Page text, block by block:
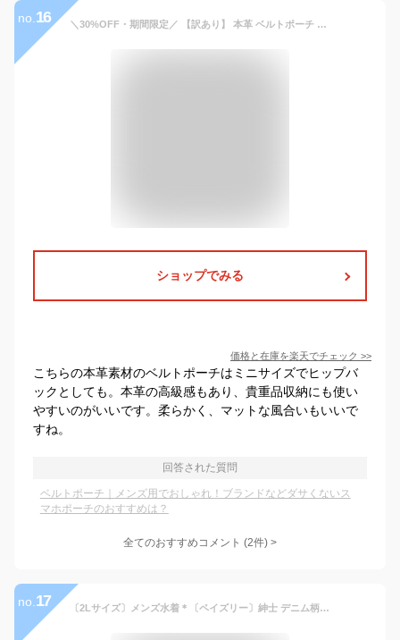
no. 16 ＼30%OFF・期間限定／ 【訳あり】 本革 ベルトポーチ 革 ミニ S 2 / アウトレット ベルトループ ヒップバッグ 小型 革 スマホポーチ 革 小さい ウエストポーチ 革 おしゃれ 本革 シンプル ウエストバッグ スマホポーチ 革 誕生日 プレゼント .s30
ショップでみる
価格と在庫を楽天でチェック >>
こちらの本革素材のベルトポーチはミニサイズでヒップバ
ックとしても。本革の高級感もあり、貴重品収納にも使い
やすいのがいいです。柔らかく、マットな風合いもいいで
すね。
回答された質問
ベルトポーチ｜メンズ用でおしゃれ！ブランドなどダサくないス
マホポーチのおすすめは？
全てのおすすめコメント (2件) >
no. 17 〔2Lサイズ〕メンズ水着＊〔ペイズリー〕紳士 デニム柄 ブルー お洒落なビキニ 三角 海 プール 映える ブリーフ型 カッコいい柄 競泳水着 紳士水着 男性用 大きいサイズ 柄物 彼氏にプレゼント 海パン 競パン 競泳パンツ ビキニタイプ ブーメランパンツ 男物 日本製